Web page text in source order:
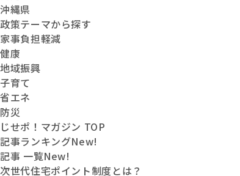
沖縄県
政策テーマから探す
家事負担軽減
健康
地域振興
子育て
省エネ
防災
じせポ！マガジン TOP
記事ランキングNew!
記事 一覧New!
次世代住宅ポイント制度とは？